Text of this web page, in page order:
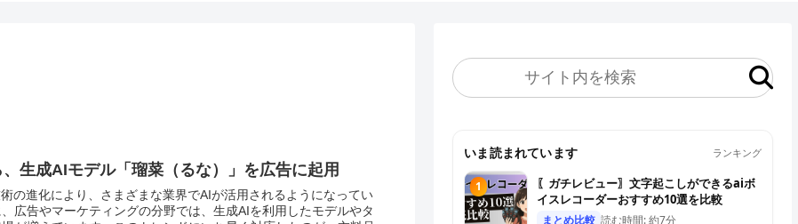
、生成AIモデル「瑠菜（るな）」を広告に起用
の進化により、さまざまな業界でAIが活用されるようになってい
、広告やマーケティングの分野では、生成AIを利用したモデルやタ
いま読まれています ランキング
1
〖ガチレビュー〗文字起こしができるaiボ
イスレコーダーおすすめ10選を比較
まとめ比較 読む時間: 約7分